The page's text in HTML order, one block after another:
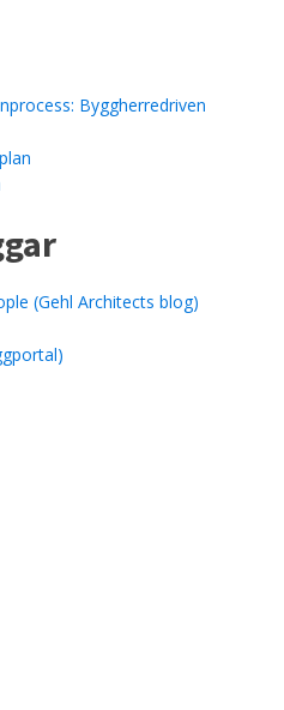
Byggherredriven
(Gehl Architects blog)